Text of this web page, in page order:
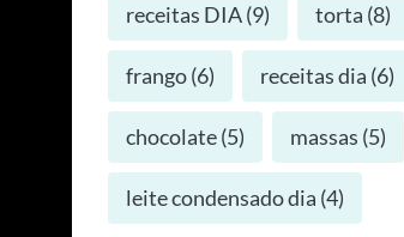
receitas DIA(9) torta (8)
frango(6) receitas dia (6)
chocolate(5) massas (5)
leite condensado dia (4)